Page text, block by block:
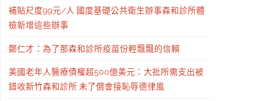
補貼尺度99元/人 國度基礎公共衛生辦事森和診所體
檢新增這些辦事
鄭仁才：為了那森和診所疫苗份輕飄飄的信賴
美國老年人醫療債權超500億美元：大批所需支出被
錯收新竹森和診所 未了償會接恥辱德律風